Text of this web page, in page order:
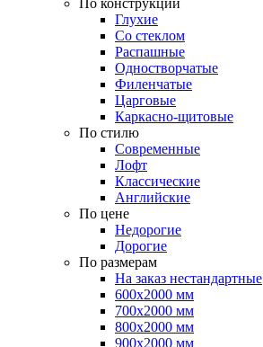
Глухие
Со стеклом
Распашные
Одностворчатые
Филенчатые
Царговые
Каркасно-щитовые
По стилю
Современные
Лофт
Классические
Английские
По цене
Недорогие
Дорогие
По размерам
На заказ нестандартные
600х2000 мм
700х2000 мм
800х2000 мм
900х2000 мм